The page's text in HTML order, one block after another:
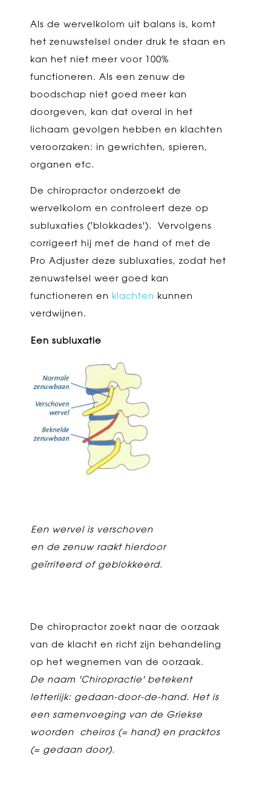
Als de wervelkolom uit balans is, komt
het zenuwstelsel onder druk te staan en
kan het niet meer voor 100%
functioneren. Als een zenuw de
boodschap niet goed meer kan
doorgeven, kan dat overal in het
lichaam gevolgen hebben en klachten
veroorzaken: in gewrichten, spieren,
organen etc.
De chiropractor onderzoekt de
wervelkolom en controleert deze op
subluxaties ('blokkades'). Vervolgens
corrigeert hij met de hand of met de
Pro Adjuster deze subluxaties, zodat het
zenuwstelsel weer goed kan
functioneren en klachten kunnen
verdwijnen.
Een subluxatie
Een wervel is verschoven
en de zenuw raakt hierdoor
geïrriteerd of geblokkeerd.
De chiropractor zoekt naar de oorzaak
van de klacht en richt zijn behandeling
op het wegnemen van de oorzaak.
De naam 'Chiropractie' betekent
letterlijk: gedaan-door-de-hand. Het is
een samenvoeging van de Griekse
woorden cheiros (= hand) en pracktos
(= gedaan door).